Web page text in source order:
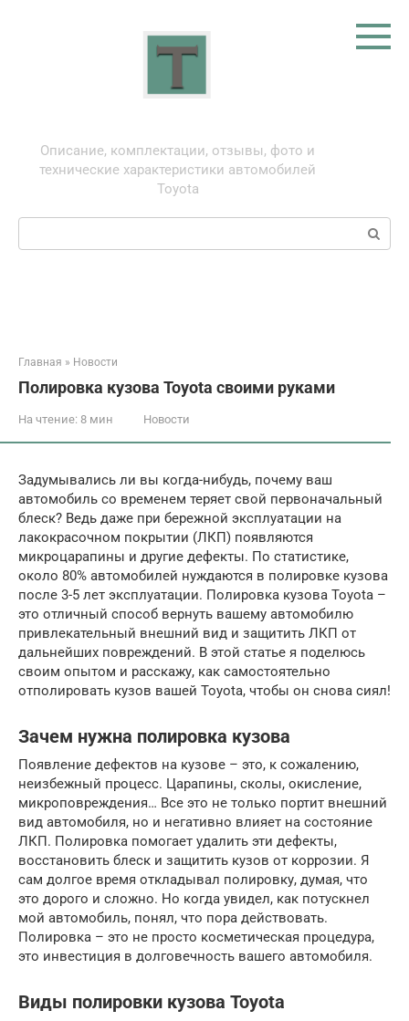
Описание, комплектации, отзывы, фото и
технические характеристики автомобилей
Toyota
Поиск:
Главная » Новости
Полировка кузова Toyota своими руками
На чтение: 8 мин Новости
Задумывались ли вы когда-нибудь, почему ваш
автомобиль со временем теряет свой первоначальный
блеск? Ведь даже при бережной эксплуатации на
лакокрасочном покрытии (ЛКП) появляются
микроцарапины и другие дефекты. По статистике,
около 80% автомобилей нуждаются в полировке кузова
после 3-5 лет эксплуатации. Полировка кузова Toyota –
это отличный способ вернуть вашему автомобилю
привлекательный внешний вид и защитить ЛКП от
дальнейших повреждений. В этой статье я поделюсь
своим опытом и расскажу, как самостоятельно
отполировать кузов вашей Toyota, чтобы он снова сиял!
Зачем нужна полировка кузова
Появление дефектов на кузове – это, к сожалению,
неизбежный процесс. Царапины, сколы, окисление,
микроповреждения… Все это не только портит внешний
вид автомобиля, но и негативно влияет на состояние
ЛКП. Полировка помогает удалить эти дефекты,
восстановить блеск и защитить кузов от коррозии. Я
сам долгое время откладывал полировку, думая, что
это дорого и сложно. Но когда увидел, как потускнел
мой автомобиль, понял, что пора действовать.
Полировка – это не просто косметическая процедура,
это инвестиция в долговечность вашего автомобиля.
Виды полировки кузова Toyota